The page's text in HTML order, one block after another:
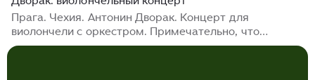
Прага. Чехия. Антонин Дворак. Концерт для
виолончели с оркестром. Примечательно, что
композитор долго не подступался к написанию